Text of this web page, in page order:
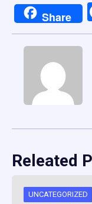
Share
Releated
UNCATEGORIZED